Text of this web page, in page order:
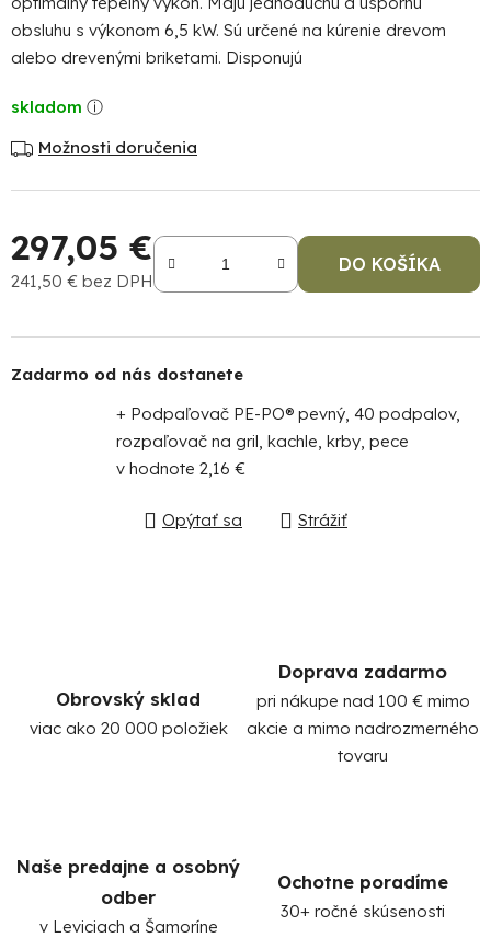
obsluhu s výkonom 6,5 kW. Sú určené na kúrenie drevom
alebo drevenými briketami. Disponujú
skladom
Možnosti doručenia
297,05 €
241,50 € bez DPH
DO KOŠÍKA
Zadarmo od nás dostanete
+ Podpaľovač PE-PO® pevný, 40 podpalov,
rozpaľovač na gril, kachle, krby, pece
v hodnote 2,16 €
Opýtať sa Strážiť
Obrovský sklad
viac ako 20 000 položiek
Doprava zadarmo
pri nákupe nad 100 € mimo
akcie a mimo nadrozmerného
tovaru
Naše predajne a osobný
odber
v Leviciach a Šamoríne
Ochotne poradíme
30+ ročné skúsenosti